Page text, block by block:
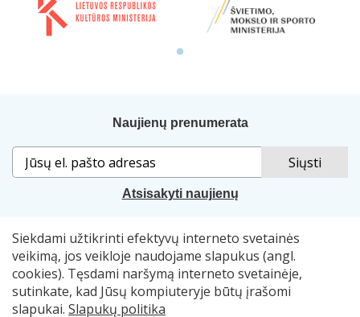
Siekdami užtikrinti efektyvų interneto svetainės
veikimą, jos veikloje naudojame slapukus (angl.
cookies). Tęsdami naršymą interneto svetainėje,
sutinkate, kad Jūsų kompiuteryje būtų įrašomi
slapukai. Slapukų politika
Naujienų prenumerata
Atsisakyti naujienų
Sprendimas: „Idamas“ . Naudojama „Smart Web“
sistema.
© 2007–2026 Lietuvos nacionalinė Martyno Mažvydo
biblioteka, el. p.skaitymometai@lnb.lt
Autorių teisės. Publikuojamų duomenų naudojimas